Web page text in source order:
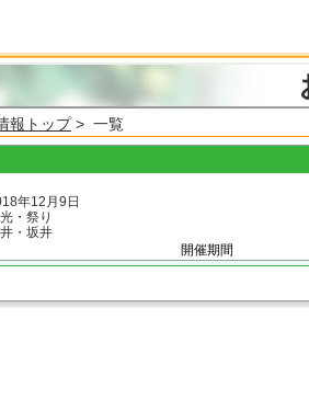
報トップ> 一覧
年12月9日
・祭り
・坂井
開催期間